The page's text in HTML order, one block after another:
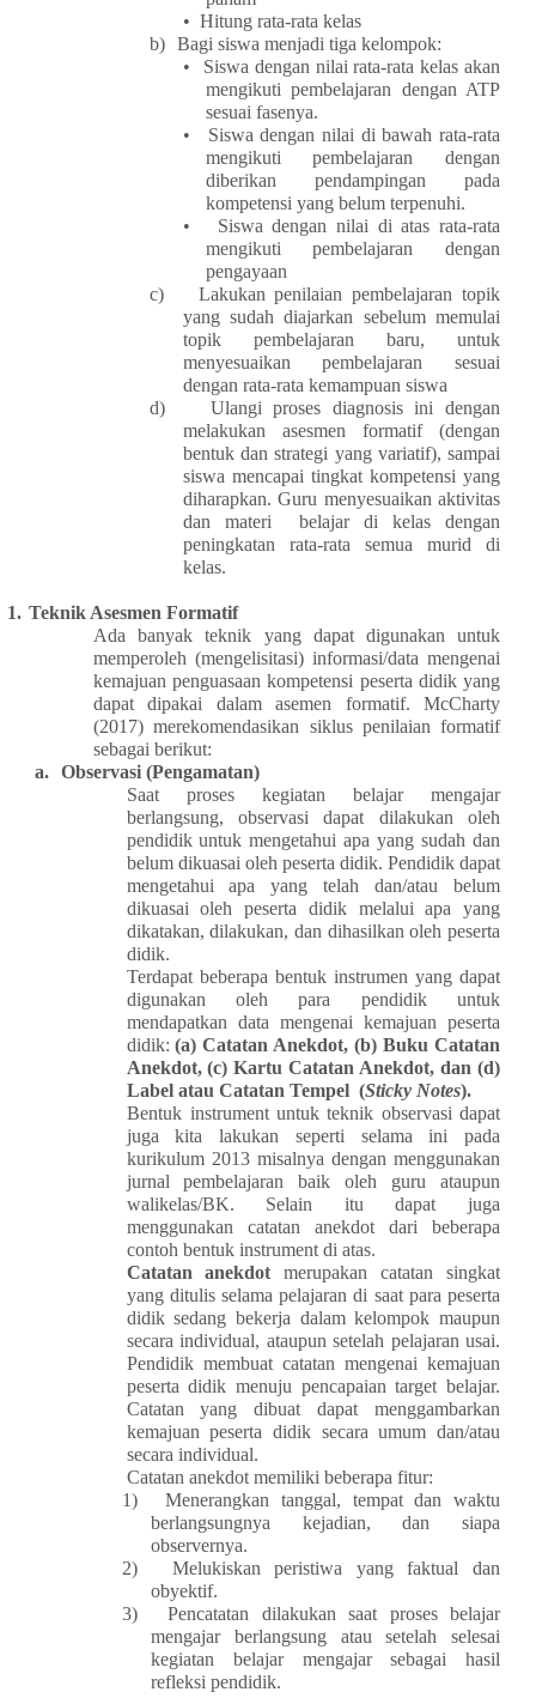
• Hitung rata-rata kelas
b)
Bagi siswa menjadi tiga kelompok:
•
Siswa dengan nilai rata-rata kelas akan
mengikuti pembelajaran dengan ATP
sesuai fasenya.
•
Siswa dengan nilai di bawah rata-rata
mengikuti pembelajaran dengan
diberikan pendampingan pada
kompetensi yang belum terpenuhi.
•
Siswa dengan nilai di atas rata-rata
mengikuti pembelajaran dengan
pengayaan
c)
Lakukan penilaian pembelajaran topik
yang sudah diajarkan sebelum memulai
topik pembelajaran baru, untuk
menyesuaikan pembelajaran sesuai
dengan rata-rata kemampuan siswa
d)
Ulangi proses diagnosis ini dengan
melakukan asesmen formatif (dengan
bentuk dan strategi yang variatif), sampai
siswa mencapai tingkat kompetensi yang
diharapkan. Guru menyesuaikan aktivitas
dan materi belajar di kelas dengan
peningkatan rata-rata semua murid di
kelas.
1. Teknik Asesmen Formatif
Ada banyak teknik yang dapat digunakan untuk
memperoleh (mengelisitasi) informasi/data mengenai
kemajuan penguasaan kompetensi peserta didik yang
dapat dipakai dalam asemen formatif. McCharty
(2017) merekomendasikan siklus penilaian formatif
sebagai berikut:
a.
Observasi (Pengamatan)
Saat proses kegiatan belajar mengajar
berlangsung, observasi dapat dilakukan oleh
pendidik untuk mengetahui apa yang sudah dan
belum dikuasai oleh peserta didik. Pendidik dapat
mengetahui apa yang telah dan/atau belum
dikuasai oleh peserta didik melalui apa yang
dikatakan, dilakukan, dan dihasilkan oleh peserta
didik.
Terdapat beberapa bentuk instrumen yang dapat
digunakan oleh para pendidik untuk
mendapatkan data mengenai kemajuan peserta
didik:(a) Catatan Anekdot, (b) Buku Catatan
Anekdot, (c) Kartu Catatan Anekdot, dan (d)
Label atau Catatan Tempel (Sticky Notes).
Bentuk instrument untuk teknik observasi dapat
juga kita lakukan seperti selama ini pada
kurikulum 2013 misalnya dengan menggunakan
jurnal pembelajaran baik oleh guru ataupun
walikelas/BK. Selain itu dapat juga
menggunakan catatan anekdot dari beberapa
contoh bentuk instrument di atas.
Catatan anekdot merupakan catatan singkat
yang ditulis selama pelajaran di saat para peserta
didik sedang bekerja dalam kelompok maupun
secara individual, ataupun setelah pelajaran usai.
Pendidik membuat catatan mengenai kemajuan
peserta didik menuju pencapaian target belajar.
Catatan yang dibuat dapat menggambarkan
kemajuan peserta didik secara umum dan/atau
secara individual.
Catatan anekdot memiliki beberapa fitur:
1)
Menerangkan tanggal, tempat dan waktu
berlangsungnya kejadian, dan siapa
observernya.
2)
Melukiskan peristiwa yang faktual dan
obyektif.
3)
Pencatatan dilakukan saat proses belajar
mengajar berlangsung atau setelah selesai
kegiatan belajar mengajar sebagai hasil
refleksi pendidik.